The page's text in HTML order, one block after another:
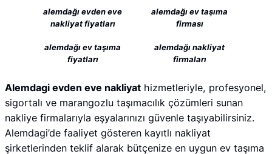
alemdağı evden eve
nakliyat fiyatları
alemdağı ev taşıma
firması
alemdağı ev taşıma
fiyatları
alemdağı nakliyat
firmaları
Alemdagi evden eve nakliyat hizmetleriyle, profesyonel,
sigortalı ve marangozlu taşımacılık çözümleri sunan
nakliye firmalarıyla eşyalarınızı güvenle taşıyabilirsiniz.
Alemdagi’de faaliyet gösteren kayıtlı nakliyat
şirketlerinden teklif alarak bütçenize en uygun ev taşıma